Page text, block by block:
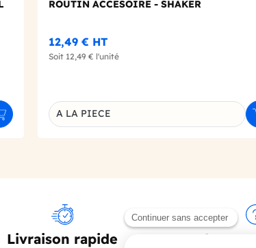
au panier
ROUTIN ACCESOIRE - SHAKER
12,49 € HT
Soit 12,49 € l'unité
Déclinaison du produit
A LA PIECE
Livraison rapide